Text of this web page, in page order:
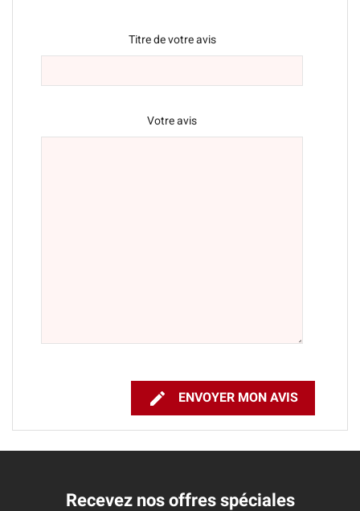
Titre de votre avis
Votre avis
 ENVOYER MON AVIS
Recevez nos offres spéciales